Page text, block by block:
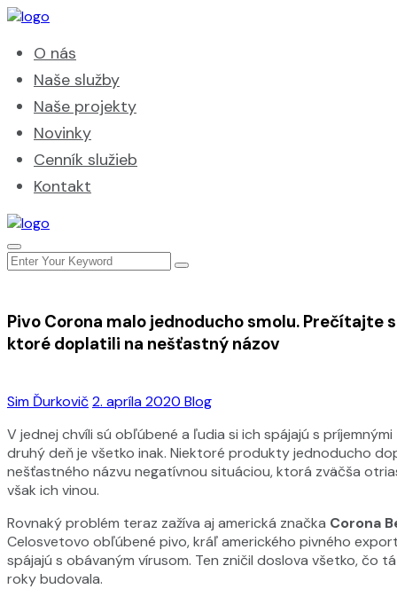
O nás
Naše služby
Naše projekty
Novinky
Cenník služieb
Kontakt
Sim Ďurkovič2. apríla 2020 Blog
Pivo Corona malo jednoducho smolu. Prečítajte
ktoré doplatili na nešťastný názov
V jednej chvíli sú obľúbené a ľudia si ich spájajú s príjemnými
druhý deň je všetko inak. Niektoré produkty jednoducho
nešťastného názvu negatívnou situáciou, ktorá zväčša
však ich vinou.
Rovnaký problém teraz zažíva aj americká značka Corona
Celosvetovo obľúbené pivo, kráľ amerického pivného
spájajú s obávaným vírusom. Ten zničil doslova všetko, čo
roky budovala.